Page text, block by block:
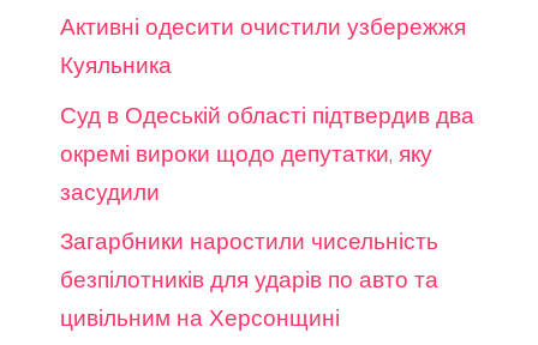
Активні одесити очистили узбережжя
Куяльника
Суд в Одеській області підтвердив два
окремі вироки щодо депутатки, яку
засудили
Загарбники наростили чисельність
безпілотників для ударів по авто та
цивільним на Херсонщині